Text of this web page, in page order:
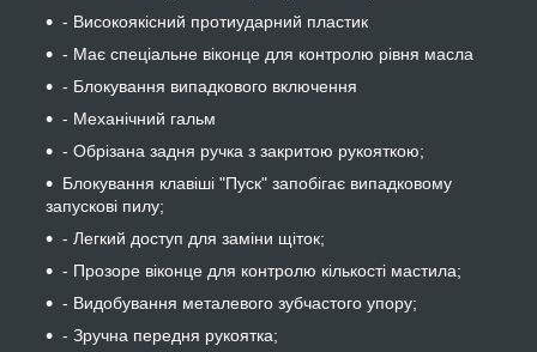
- Високоякісний протиударний пластик
- Має спеціальне віконце для контролю рівня масла
- Блокування випадкового включення
- Механічний гальм
- Обрізана задня ручка з закритою рукояткою;
Блокування клавіші "Пуск" запобігає випадковому
запускові пилу;
- Легкий доступ для заміни щіток;
- Прозоре віконце для контролю кількості мастила;
- Видобування металевого зубчастого упору;
- Зручна передня рукоятка;